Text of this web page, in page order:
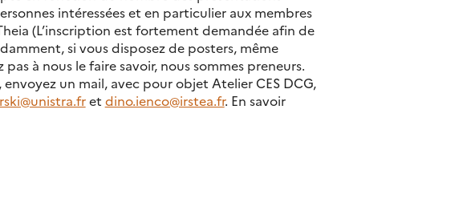
intéressées et en particulier aux membres
(L’inscription est fortement demandée afin de
si vous disposez de posters, même
à nous le faire savoir, nous sommes preneurs.
un mail, avec pour objet Atelier CES DCG,
et dino.ienco@irstea.fr. En savoir